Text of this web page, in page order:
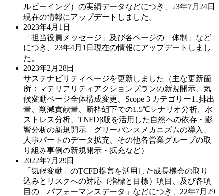
ルビーイング）の実績データなどにつき、23年7月24日
現在の情報にアップデートしました。
2023年4月1日
「担当役員メッセージ」及び各ページの「体制」など
につき、23年4月1日現在の情報にアップデートしまし
た。
2023年2月28日
サステナビリティページを更新しました（主な更新箇
所：マテリアリティアクションプランの新規開示、気
候変動ページ全体構成変更、Scope 3 カテゴリー11排出
量、削減貢献量、新枠組下での1.5℃シナリオ分析、水
ストレス分析、TNFDβ版を活用した自然への依存・影
響分析の新規開示、グリーバンスメカニズムの導入、
人事パートのデータ拡充、その他各営業グループの取
り組み事例の新規開示・拡充など）
2022年7月29日
「気候変動」のTCFD提言を活用した成長機会の取り
込みとリスクへの対応（指標と目標）項目、及び各項
目の「パフォーマンスデータ」などにつき、22年7月29